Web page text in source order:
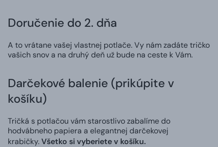
Doručenie do 2. dňa
A to vrátane vašej vlastnej potlače. Vy nám zadáte tričko
vašich snov a na druhý deň už bude na ceste k Vám.
Darčekové balenie (prikúpite v
košíku)
Tričká s potlačou vám starostlivo zabalíme do
hodvábneho papiera a elegantnej darčekovej
krabičky.Všetko si vyberiete v košíku.